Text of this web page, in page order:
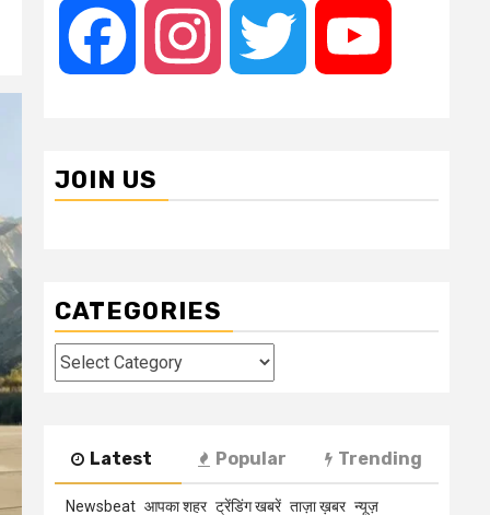
Facebook Instagram Twitter
JOIN US
CATEGORIES
Categories
Latest Popular Trending
Newsbeat आपका शहर ट्रेंडिंग खबरें ताज़ा ख़बर न्यूज़